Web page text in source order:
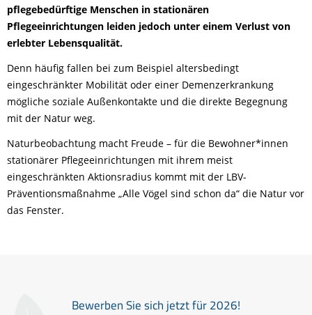
pflegebedürftige Menschen in stationären
Pflegeeinrichtungen leiden jedoch unter einem Verlust von
erlebter Lebensqualität.
Denn häufig fallen bei zum Beispiel altersbedingt
eingeschränkter Mobilität oder einer Demenzerkrankung
mögliche soziale Außenkontakte und die direkte Begegnung
mit der Natur weg.
Naturbeobachtung macht Freude – für die Bewohner*innen
stationärer Pflegeeinrichtungen mit ihrem meist
eingeschränkten Aktionsradius kommt mit der LBV-
Präventionsmaßnahme „Alle Vögel sind schon da“ die Natur vor
das Fenster.
Bewerben Sie sich jetzt für 2026!